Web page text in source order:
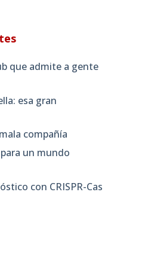
que admite a gente
esa gran
compañía
un mundo
con CRISPR-Cas